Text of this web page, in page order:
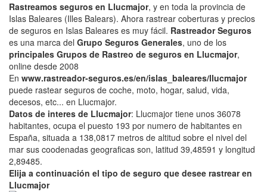
Rastreamos seguros en Llucmajor, y en toda la provincia de
Islas Baleares (Illes Balears). Ahora rastrear coberturas y precios
de seguros en Islas Baleares es muy fácil. Rastreador Seguros
es una marca del Grupo Seguros Generales, uno de los
principales Grupos de Rastreo de seguros en Llucmajor,
online desde 2008
En www.rastreador-seguros.es/en/islas_baleares/llucmajor
puede rastear seguros de coche, moto, hogar, salud, vida,
decesos, etc... en Llucmajor.
Datos de interes de Llucmajor: Llucmajor tiene unos 36078
habitantes, ocupa el puesto 193 por numero de habitantes en
España, situada a 138,0817 metros de altitud sobre el nivel del
mar sus coodenadas geograficas son, latitud 39,48591 y longitud
2,89485.
Elija a continuación el tipo de seguro que desee rastrear en
Llucmajor